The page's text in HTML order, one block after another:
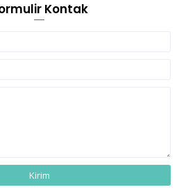
Kontak